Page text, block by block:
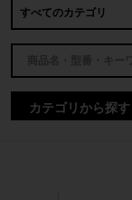
カテゴリから探す